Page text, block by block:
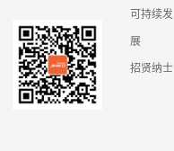
可持续发
展
招贤纳士